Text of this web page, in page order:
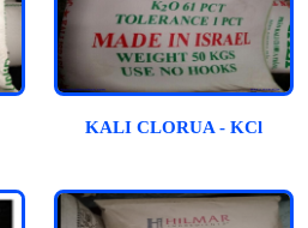
KALI CLORUA - KCl